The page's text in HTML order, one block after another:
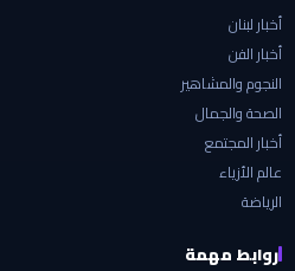
أخبار لبنان
أخبار الفن
النجوم والمشاهير
الصحة والجمال
أخبار المجتمع
عالم الأزياء
الرياضة
روابط مهمة